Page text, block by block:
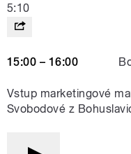
5:10
15:00 – 16:00
Vstup marketingové
Svobodové z